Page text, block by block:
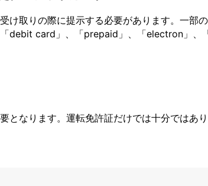
け取りの際に提示する必要があります。一部
debit card」、「prepaid」、「electron」
なります。運転免許証だけでは十分ではあり